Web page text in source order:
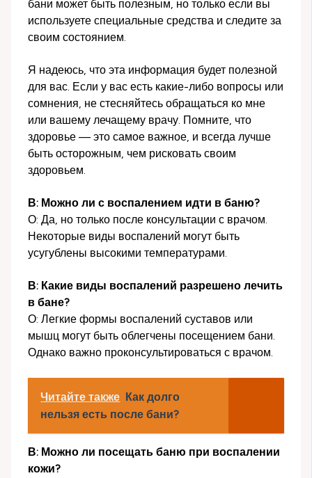
бани может быть полезным, но только если вы
используете специальные средства и следите за
своим состоянием.
Я надеюсь, что эта информация будет полезной
для вас. Если у вас есть какие-либо вопросы или
сомнения, не стесняйтесь обращаться ко мне
или вашему лечащему врачу. Помните, что
здоровье — это самое важное, и всегда лучше
быть осторожным, чем рисковать своим
здоровьем.
В: Можно ли с воспалением идти в баню?
О: Да, но только после консультации с врачом.
Некоторые виды воспалений могут быть
усугублены высокими температурами.
В: Какие виды воспалений разрешено лечить
в бане?
О: Легкие формы воспалений суставов или
мышц могут быть облегчены посещением бани.
Однако важно проконсультироваться с врачом.
Читайте также Как долго
нельзя есть после бани?
В: Можно ли посещать баню при воспалении
кожи?